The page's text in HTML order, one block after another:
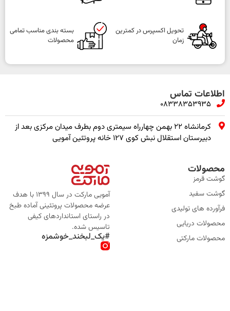
تحویل اکسپرس در کمترین
زمان
بسته بندی مناسب تمامی
محصولات
اطلاعات تماس
08338353935
کرمانشاه ۲۲ بهمن چهارراه سیمتری دوم بطرف میدان مرکزی بعد از
دبیرستان استقلال نبش کوی ۱۲۷ خانه پروتئین آمویی
محصولات
گوشت قرمز
گوشت سفید
فرآورده های تولیدی
محصولات دریایی
محصولات مارکتی
آمویی مارکت در سال 1399 با هدف
عرضه محصولات پروتئینی آماده طبخ
در راستای استانداردهای کیفی
تاسیس شده.
#یک_لبخند_خوشمزه